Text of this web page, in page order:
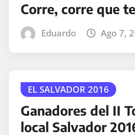
Corre, corre que
Eduardo Ago 7,
EL SALVADOR 2016
Ganadores del II
local Salvador